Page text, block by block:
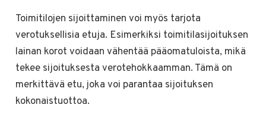
Toimitilojen sijoittaminen voi myös tarjota
verotuksellisia etuja. Esimerkiksi toimitilasijoituksen
lainan korot voidaan vähentää pääomatuloista, mikä
tekee sijoituksesta verotehokkaamman. Tämä on
merkittävä etu, joka voi parantaa sijoituksen
kokonaistuottoa.